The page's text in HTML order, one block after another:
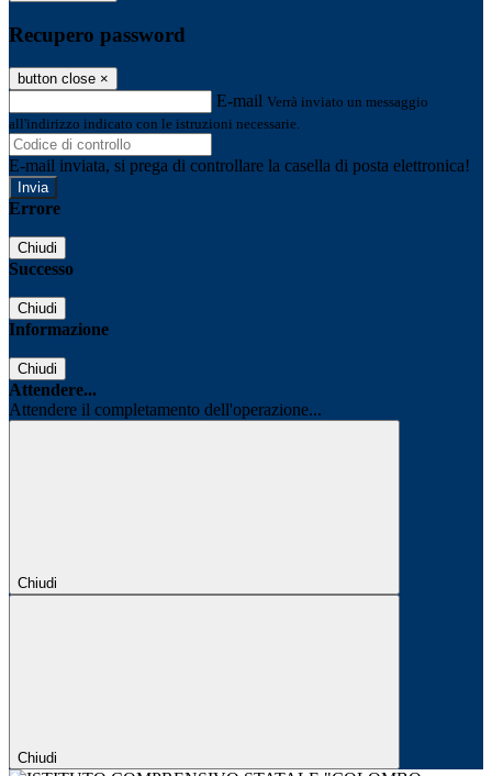
Recupero password
button close ×
E-mail Verrà inviato un messaggio
all'indirizzo indicato con le istruzioni necessarie.
E-mail inviata, si prega di controllare la casella di posta elettronica!
Errore
Chiudi
Successo
Chiudi
Informazione
Chiudi
Attendere...
Attendere il completamento dell'operazione...
Chiudi
Chiudi